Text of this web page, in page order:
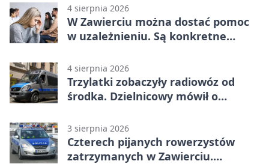
4 sierpnia 2026
W Zawierciu można dostać pomoc
w uzależnieniu. Są konkretne
4 sierpnia 2026
Trzylatki zobaczyły radiowóz od
środka. Dzielnicowy mówił o
3 sierpnia 2026
Czterech pijanych rowerzystów
zatrzymanych w Zawierciu.